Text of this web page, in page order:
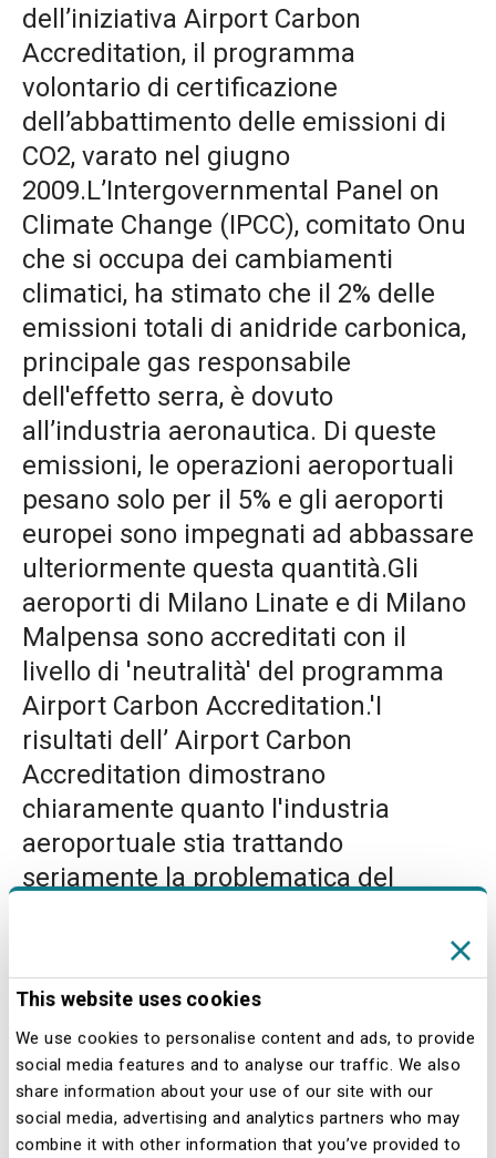
This website uses cookies
We use cookies to personalise content and ads, to provide
social media features and to analyse our traffic. We also
share information about your use of our site with our
social media, advertising and analytics partners who may
combine it with other information that you’ve provided to
dell’iniziativa Airport Carbon
Accreditation, il programma
volontario di certificazione
dell’abbattimento delle emissioni di
CO2, varato nel giugno
2009.L’Intergovernmental Panel on
Climate Change (IPCC), comitato Onu
che si occupa dei cambiamenti
climatici, ha stimato che il 2% delle
emissioni totali di anidride carbonica,
principale gas responsabile
dell'effetto serra, è dovuto
all’industria aeronautica. Di queste
emissioni, le operazioni aeroportuali
pesano solo per il 5% e gli aeroporti
europei sono impegnati ad abbassare
ulteriormente questa quantità.Gli
aeroporti di Milano Linate e di Milano
Malpensa sono accreditati con il
livello di 'neutralità' del programma
Airport Carbon Accreditation.'I
risultati dell’ Airport Carbon
Accreditation dimostrano
chiaramente quanto l'industria
aeroportuale stia trattando
seriamente la problematica del
Malpensa facciano parte di questo
impegno. - ha commentato Giuseppe
Bonomi, Presidente di SEA – Le
azioni messe in campo per ridurre le
emissioni di CO2 sono poco visibili ai